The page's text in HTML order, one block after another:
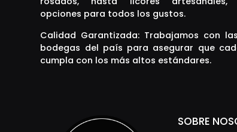
opciones para todos los gustos.
Calidad Garantizada: Trabajamos con
bodegas del país para asegurar que
cumpla con los más altos estándares.
SOBRE